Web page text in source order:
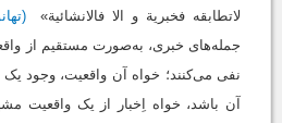
لاتطابقه فخبریة و الا فالانشائیة»
(تهانوی،
جمله‌های خبری، به‌صورت مستقیم از
نفی می‌کنند؛ خواه آن واقعیت، وجود
آن باشد، خواه اِخبار از یک واقعیت